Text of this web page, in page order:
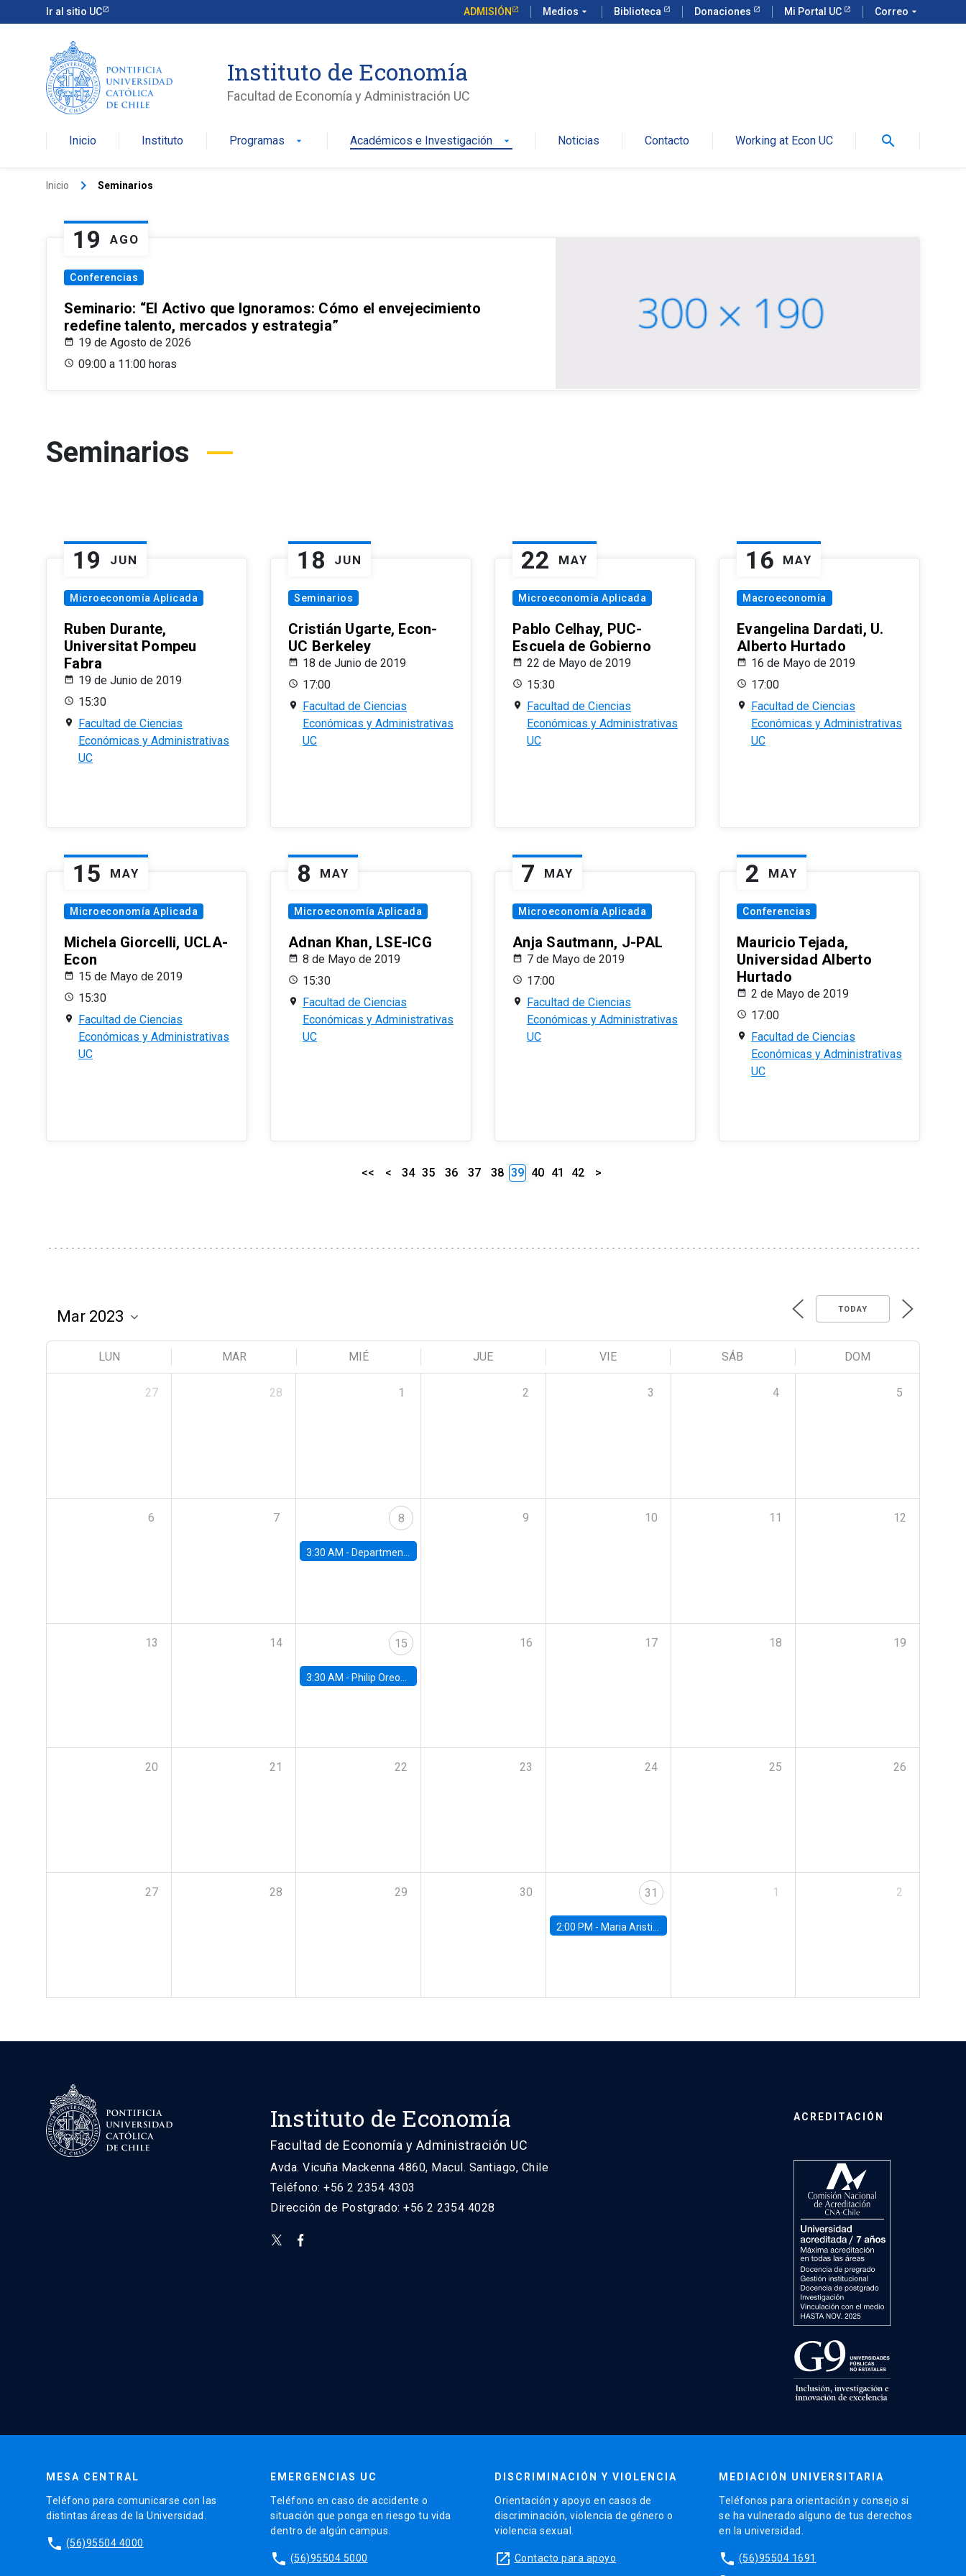
Ir al sitio UC ADMISIÓN Medios arrow_drop_down Biblioteca Donaciones Mi Portal UC Correo arrow_drop_down
Instituto de Economía
Facultad de Economía y Administración UC
Inicio Instituto Programas arrow_drop_down Académicos e Investigación arrow_drop_down Noticias Contacto Working at Econ UC search
Inicio keyboard_arrow_right Seminarios
19 AGO
Conferencias
Seminario: “El Activo que Ignoramos: Cómo el envejecimiento
redefine talento, mercados y estrategia”
19 de Agosto de 2026
09:00 a 11:00 horas
Seminarios
19 JUN
Microeconomía Aplicada
Ruben Durante,
Universitat Pompeu
Fabra
19 de Junio de 2019
15:30
Facultad de Ciencias
Económicas y Administrativas
UC
18 JUN
Seminarios
Cristián Ugarte, Econ-
UC Berkeley
18 de Junio de 2019
17:00
Facultad de Ciencias
Económicas y Administrativas
UC
22 MAY
Microeconomía Aplicada
Pablo Celhay, PUC-
Escuela de Gobierno
22 de Mayo de 2019
15:30
Facultad de Ciencias
Económicas y Administrativas
UC
16 MAY
Macroeconomía
Evangelina Dardati, U.
Alberto Hurtado
16 de Mayo de 2019
17:00
Facultad de Ciencias
Económicas y Administrativas
UC
15 MAY
Microeconomía Aplicada
Michela Giorcelli, UCLA-
Econ
15 de Mayo de 2019
15:30
Facultad de Ciencias
Económicas y Administrativas
UC
8 MAY
Microeconomía Aplicada
Adnan Khan, LSE-ICG
8 de Mayo de 2019
15:30
Facultad de Ciencias
Económicas y Administrativas
UC
7 MAY
Microeconomía Aplicada
Anja Sautmann, J-PAL
7 de Mayo de 2019
17:00
Facultad de Ciencias
Económicas y Administrativas
UC
2 MAY
Conferencias
Mauricio Tejada,
Universidad Alberto
Hurtado
2 de Mayo de 2019
17:00
Facultad de Ciencias
Económicas y Administrativas
UC
<< < 34 35 36 37 38 39 40 41 42 >
TODAY
LUN MAR MIÉ JUE VIE SÁB DOM
27 28 1 2 3 4 5
6 7 8
3:30 AM - Department Seminar: James Robinson
9 10 11 12
13 14 15
3:30 AM - Philip Oreopolous, University of Toronto
16 17 18 19
20 21 22 23 24 25 26
27 28 29 30 31
2:00 PM - Maria Aristizabal-Ramirez, FED Board
1 2
Instituto de Economía
Facultad de Economía y Administración UC
Avda. Vicuña Mackenna 4860, Macul. Santiago, Chile
Teléfono: +56 2 2354 4303
Dirección de Postgrado: +56 2 2354 4028
ACREDITACIÓN
MESA CENTRAL
Teléfono para comunicarse con las
distintas áreas de la Universidad.
phone (56)95504 4000
EMERGENCIAS UC
Teléfono en caso de accidente o
situación que ponga en riesgo tu vida
dentro de algún campus.
phone (56)95504 5000
DISCRIMINACIÓN Y VIOLENCIA
Orientación y apoyo en casos de
discriminación, violencia de género o
violencia sexual.
launch Contacto para apoyo
MEDIACIÓN UNIVERSITARIA
Teléfonos para orientación y consejo si
se ha vulnerado alguno de tus derechos
en la universidad.
phone (56)95504 1691